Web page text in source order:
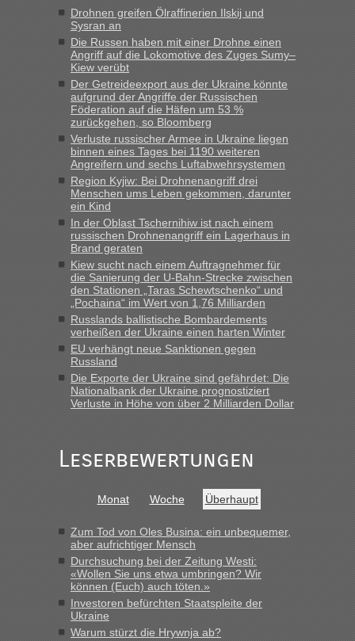
Milliarden aufgedeckt
„Kein Zoll. Du musst an sich nur sagen dass das privat ist
und du nicht damit handeln willst. So lange das nicht
Originalverpackt ist und ersichlich das nicht neu sollte es
keine Probleme geben“
Recht, Visa und Dokumente • Deklaration
gebrauchter Kleidung beim Zoll
„Hallo Leute, ich weiß nicht, ob ich hier richtig bin mit meiner
Anfrage. Ich möchte 4 Umzugskartons mit gebrauchter
Straßen Kleidung bei der Einreise in die Ukraine
mitnehmen. Es ist gebrauchte Kleidung...“
Berichte und Reisetipps • Re: An welchem
Grenzübergang zwischen Polen und der Ukraine geht es am
schnellsten?
„Wir sind mit unserem Wohnmobil, wie geplant am Montag
15.6. in Krakovets rüber. Sehr zeitig los gegen 5 Uhr in der
Früh. Mit sehr sehr wenig Verkehr, super bis zur Grenze. Nur
8 PKW vor der Schranke....“
Berichte und Reisetipps • Re: An welchem
Grenzübergang zwischen Polen und der Ukraine geht es am
schnellsten?
„Gestern 6 Stunden warten vor der Grenze Richtung Polen
Grenzübergang zwischen Polen und der Ukraine geht es am
„Bin am Montag 15.6.26 um 8 Uhr in Urgyniw ausgereist,
das erste Mal an einem Montagmorgen ca. 15 Fahrzeuge
vor mir, bin sonst der Erste oder Zweite, egal, nach ca 20
Minuten wurde dann die nächste Welle...“
Berichte und Reisetipps • Re: An welchem
Grenzübergang zwischen Polen und der Ukraine geht es am
schnellsten?
Drohnen greifen Ölraffinerien Ilskij und
Sysran an
Die Russen haben mit einer Drohne einen
Angriff auf die Lokomotive des Zuges Sumy–
Kiew verübt
Der Getreideexport aus der Ukraine könnte
aufgrund der Angriffe der Russischen
Föderation auf die Häfen um 53 %
zurückgehen, so Bloomberg
Verluste russischer Armee in Ukraine liegen
binnen eines Tages bei 1190 weiteren
Angreifern und sechs Luftabwehrsystemen
Region Kyjiw: Bei Drohnenangriff drei
Menschen ums Leben gekommen, darunter
ein Kind
In der Oblast Tschernihiw ist nach einem
russischen Drohnenangriff ein Lagerhaus in
Brand geraten
Kiew sucht nach einem Auftragnehmer für
die Sanierung der U-Bahn-Strecke zwischen
den Stationen „Taras Schewtschenko“ und
„Pochaina“ im Wert von 1,76 Milliarden
Russlands ballistische Bombardements
verheißen der Ukraine einen harten Winter
EU verhängt neue Sanktionen gegen
Russland
Die Exporte der Ukraine sind gefährdet: Die
Nationalbank der Ukraine prognostiziert
Verluste in Höhe von über 2 Milliarden Dollar
Leserbewertungen
Monat Woche Überhaupt
Zum Tod von Oles Busina: ein unbequemer,
aber aufrichtiger Mensch
Durchsuchung bei der Zeitung Westi:
«Wollen Sie uns etwa umbringen? Wir
können (Euch) auch töten.»
Investoren befürchten Staatspleite der
Ukraine
Warum stürzt die Hrywnja ab?